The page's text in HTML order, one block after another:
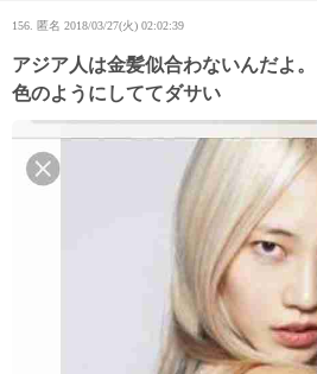
156. 匿名 2018/03/27(火) 02:02:39
アジア人は金髪似合わないんだよ
色のようにしててダサい